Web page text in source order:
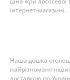
інтернет-магазині.
Наша дошка
доставкою по